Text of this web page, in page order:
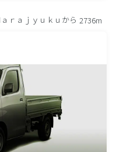
ｒａｊｙｕｋｕから 2736m